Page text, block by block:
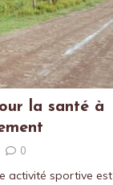
la santé à
0
activité sportive est